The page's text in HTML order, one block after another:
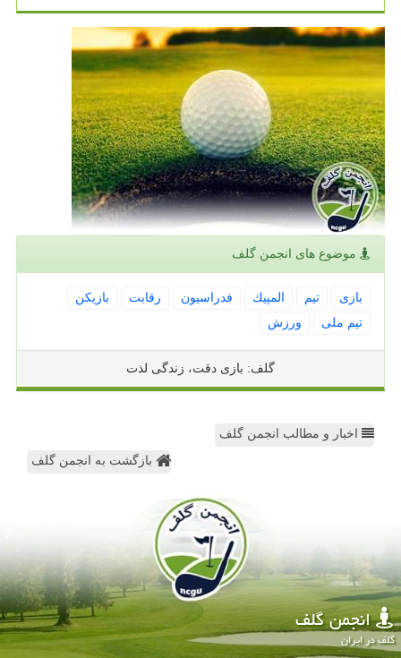
موضوع های انجمن گلف
بازی تیم المپیك فدراسیون رقابت
بازیكن
تیم ملی
ورزش
گلف: بازی دقت، زندگی لذت
اخبار و مطالب انجمن گلف
بازگشت به انجمن گلف
انجمن گلف
گلف در ایران